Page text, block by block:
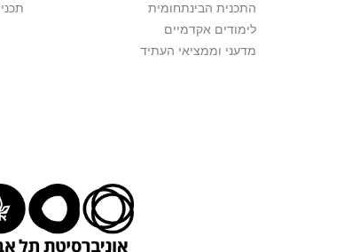
התכנית הבינתחומית
לימודים אקדמיים
מדעני וממציאי העתיד